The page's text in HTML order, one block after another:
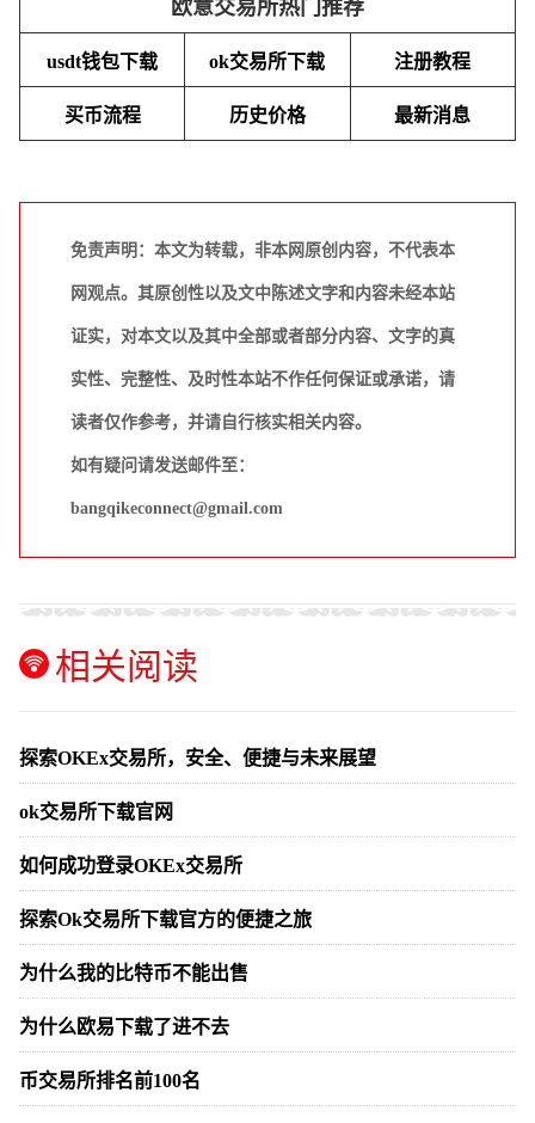
欧意交易所热门推荐
usdt钱包下载 ok交易所下载 注册教程
买币流程 历史价格 最新消息
免责声明：本文为转载，非本网原创内容，不代表本
网观点。其原创性以及文中陈述文字和内容未经本站
证实，对本文以及其中全部或者部分内容、文字的真
实性、完整性、及时性本站不作任何保证或承诺，请
读者仅作参考，并请自行核实相关内容。
如有疑问请发送邮件至：
bangqikeconnect@gmail.com
相关阅读
探索OKEx交易所，安全、便捷与未来展望
ok交易所下载官网
如何成功登录OKEx交易所
探索Ok交易所下载官方的便捷之旅
为什么我的比特币不能出售
为什么欧易下载了进不去
币交易所排名前100名